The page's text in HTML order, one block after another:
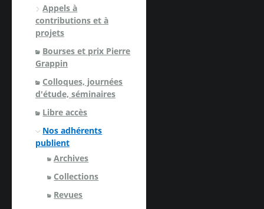
Appels à
contributions et à
projets
Bourses et prix Pierre
Grappin
Colloques, journées
d'étude, séminaires
Libre accès
Nos adhérents
publient
Archives
Collections
Revues